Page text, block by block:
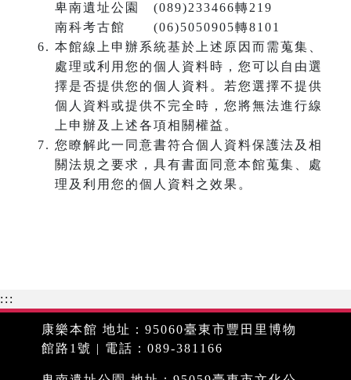
卑南遺址公園 (089)233466轉219
南科考古館 (06)5050905轉8101
本館線上申辦系統基於上述原因而需蒐集、
處理或利用您的個人資料時，您可以自由選
擇是否提供您的個人資料。若您選擇不提供
個人資料或提供不完全時，您將無法進行線
上申辦及上述各項相關權益。
您瞭解此一同意書符合個人資料保護法及相
關法規之要求，具有書面同意本館蒐集、處
理及利用您的個人資料之效果。
:::
康樂本館 地址：95060臺東市豐田里博物
館路1號 | 電話：089-381166